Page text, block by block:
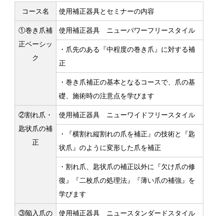
コース名 使用補正器具とセミナーの内容
①巻き爪補
正ベーシッ
ク
使用補正器具 ニューパワーフリースタイル
・爪先のある『中程度の巻き爪』に対する補
正
・巻き爪補正の基本となるコースで、爪の基
礎、施術時の注意点を学びます
②割れ爪・
匙状爪の補
正
使用補正器具 ニューワイドフリースタイル
・『横割れ縦割れの爪を補正』の技術と『匙
状爪』のように変形した爪を補正
・割れ爪、匙状爪の補正以外に『欠け爪の修
復』『二枚爪の処理法』『薄い爪の補強』を
学びます
③陥入爪の
使用補正器具 ニュースタンダードスタイル